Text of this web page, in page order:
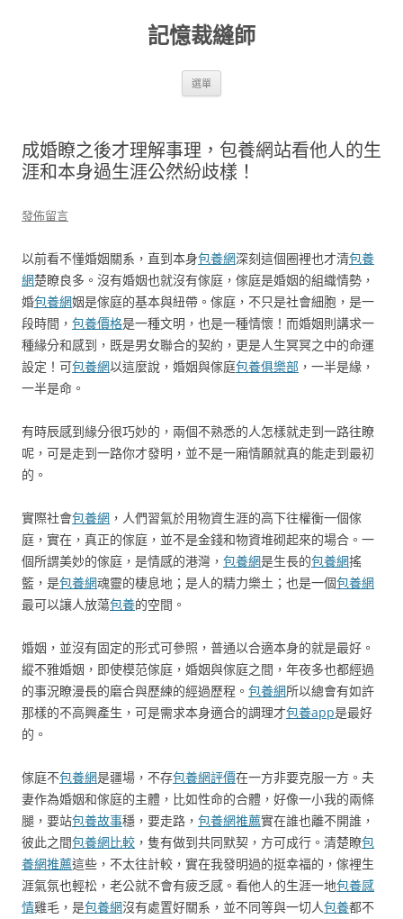
記憶裁縫師
選單
成婚瞭之後才理解事理，包養網站看他人的生
涯和本身過生涯公然紛歧樣！
發佈留言
以前看不懂婚姻關系，直到本身包養網深刻這個圈裡也才清包養
網楚瞭良多。沒有婚姻也就沒有傢庭，傢庭是婚姻的組織情勢，
婚包養網姻是傢庭的基本與紐帶。傢庭，不只是社會細胞，是一
段時間， 包養價格是一種文明，也是一種情懷！而婚姻則講求一
種緣分和感到，既是男女聯合的契約，更是人生冥冥之中的命運
設定！可包養網以這麼說，婚姻與傢庭包養俱樂部 ，一半是緣，
一半是命。
有時辰感到緣分很巧妙的，兩個不熟悉的人怎樣就走到一路往瞭
呢，可是走到一路你才發明，並不是一廂情願就真的能走到最初
的。
實際社會包養網 ，人們習氣於用物資生涯的高下往權衡一個傢
庭，實在，真正的傢庭，並不是金錢和物資堆砌起來的場合。一
個所謂美妙的傢庭，是情感的港灣， 包養網是生長的包養網搖
籃，是包養網魂靈的棲息地；是人的精力樂土；也是一個包養網
最可以讓人放蕩包養的空間。
婚姻，並沒有固定的形式可參照，普通以合適本身的就是最好。
縱不雅婚姻，即使模范傢庭，婚姻與傢庭之間，年夜多也都經過
的事況瞭漫長的磨合與歷練的經過歷程。 包養網所以總會有如許
那樣的不高興產生，可是需求本身適合的調理才包養app是最好
的。
傢庭不包養網是疆場，不存包養網評價在一方非要克服一方。夫
妻作為婚姻和傢庭的主體，比如性命的合體，好像一小我的兩條
腿，要站包養故事穩，要走路， 包養網推薦實在誰也離不開誰，
彼此之間包養網比較 ，隻有做到共同默契，方可成行。清楚瞭包
養網推薦這些，不太往計較，實在我發明過的挺幸福的，傢裡生
涯氣氛也輕松，老公就不會有疲乏感。看他人的生涯一地包養感
情雞毛，是包養網沒有處置好關系，並不同等與一切人包養都不